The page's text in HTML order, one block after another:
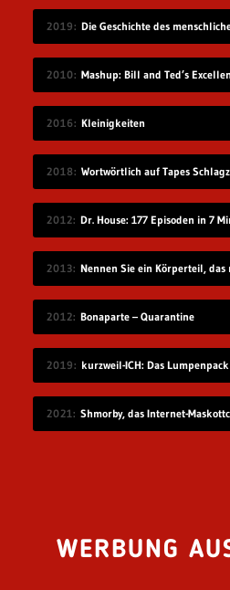
2019
2010 Mashup: Bill and Ted’s
2016 Kleinigkeiten
2018 Wortwörtlich auf Tapes
2012 Dr. House: 177 Episoden in 7
2013
2012 Bonaparte – Quarantine
2019 kurzweil-ICH: Das
2021 Shmorby, das Internet-
WERBUNG